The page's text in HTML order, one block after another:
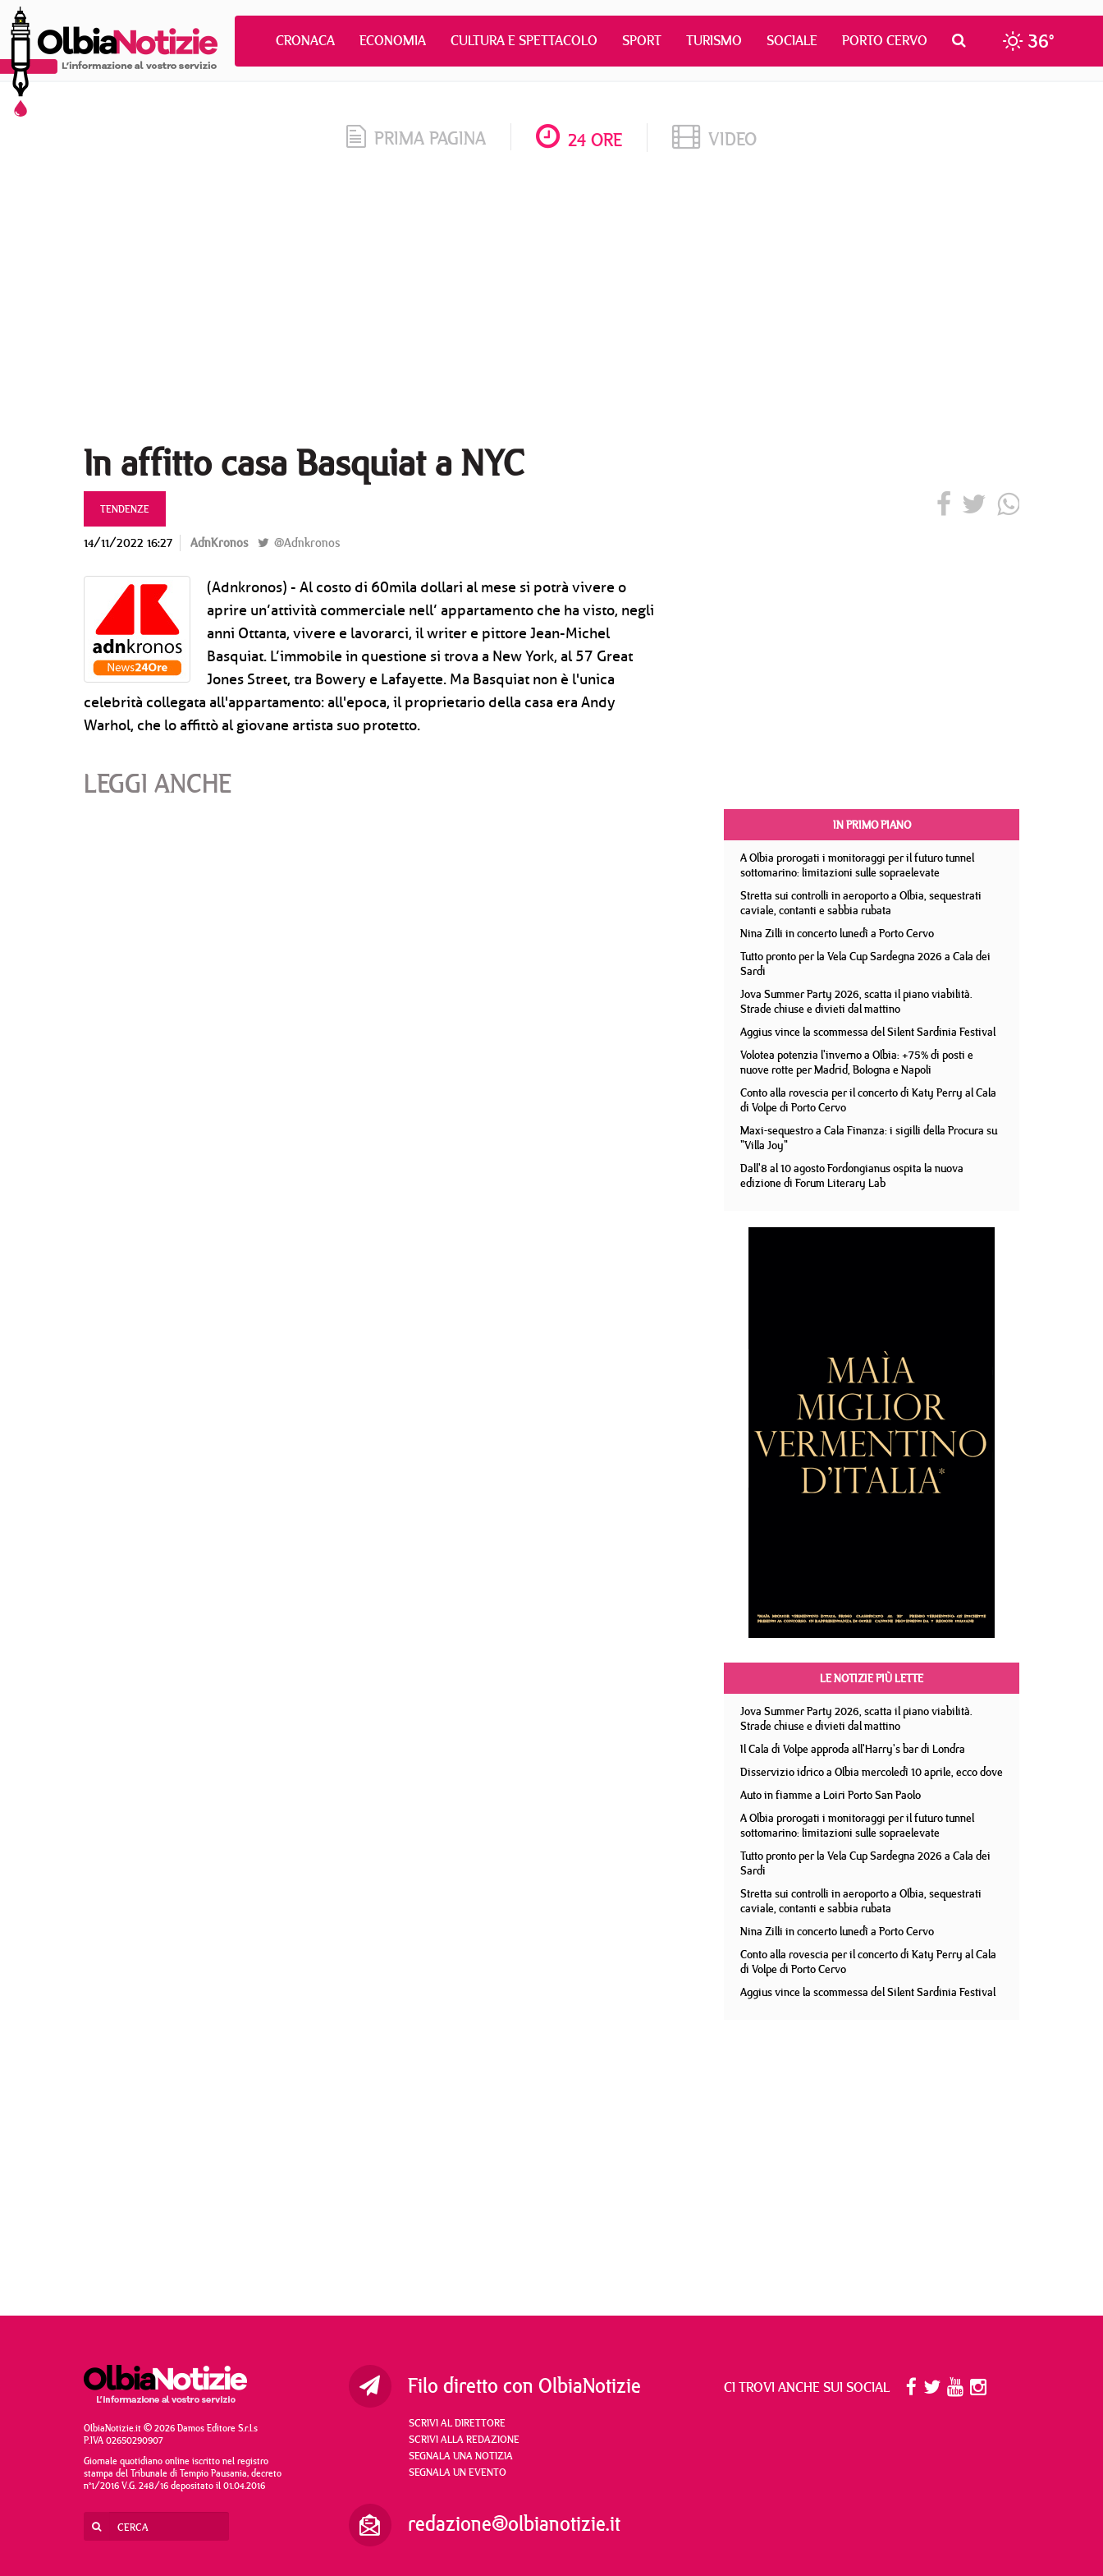
CRONACA ECONOMIA CULTURA E SPETTACOLO SPORT TURISMO SOCIALE PORTO CERVO 36°
PRIMA PAGINA 24 ORE VIDEO
In affitto casa Basquiat a NYC
TENDENZE
14/11/2022 16:27 AdnKronos @Adnkronos
(Adnkronos) - Al costo di 60mila dollari al mese si potrà vivere o
aprire un’attività commerciale nell’ appartamento che ha visto, negli
anni Ottanta, vivere e lavorarci, il writer e pittore Jean-Michel
Basquiat. L’immobile in questione si trova a New York, al 57 Great
Jones Street, tra Bowery e Lafayette. Ma Basquiat non è l'unica
celebrità collegata all'appartamento: all'epoca, il proprietario della casa era Andy
Warhol, che lo affittò al giovane artista suo protetto.
LEGGI ANCHE
IN PRIMO PIANO
A Olbia prorogati i monitoraggi per il futuro tunnel
sottomarino: limitazioni sulle sopraelevate
Stretta sui controlli in aeroporto a Olbia, sequestrati
caviale, contanti e sabbia rubata
Nina Zilli in concerto lunedì a Porto Cervo
Tutto pronto per la Vela Cup Sardegna 2026 a Cala dei
Sardi
Jova Summer Party 2026, scatta il piano viabilità.
Strade chiuse e divieti dal mattino
Aggius vince la scommessa del Silent Sardinia Festival
Volotea potenzia l'inverno a Olbia: +75% di posti e
nuove rotte per Madrid, Bologna e Napoli
Conto alla rovescia per il concerto di Katy Perry al Cala
di Volpe di Porto Cervo
Maxi-sequestro a Cala Finanza: i sigilli della Procura su
"Villa Joy"
Dall'8 al 10 agosto Fordongianus ospita la nuova
edizione di Forum Literary Lab
LE NOTIZIE PIÙ LETTE
Jova Summer Party 2026, scatta il piano viabilità.
Strade chiuse e divieti dal mattino
Il Cala di Volpe approda all'Harry's bar di Londra
Disservizio idrico a Olbia mercoledì 10 aprile, ecco dove
Auto in fiamme a Loiri Porto San Paolo
A Olbia prorogati i monitoraggi per il futuro tunnel
sottomarino: limitazioni sulle sopraelevate
Tutto pronto per la Vela Cup Sardegna 2026 a Cala dei
Sardi
Stretta sui controlli in aeroporto a Olbia, sequestrati
caviale, contanti e sabbia rubata
Nina Zilli in concerto lunedì a Porto Cervo
Conto alla rovescia per il concerto di Katy Perry al Cala
di Volpe di Porto Cervo
Aggius vince la scommessa del Silent Sardinia Festival
OlbiaNotizie.it © 2026 Damos Editore S.r.l.s
P.IVA 02650290907
Giornale quotidiano online iscritto nel registro
stampa del Tribunale di Tempio Pausania, decreto
n°1/2016 V.G. 248/16 depositato il 01.04.2016
Filo diretto con OlbiaNotizie
SCRIVI AL DIRETTORE
SCRIVI ALLA REDAZIONE
SEGNALA UNA NOTIZIA
SEGNALA UN EVENTO
redazione@olbianotizie.it
CI TROVI ANCHE SUI SOCIAL